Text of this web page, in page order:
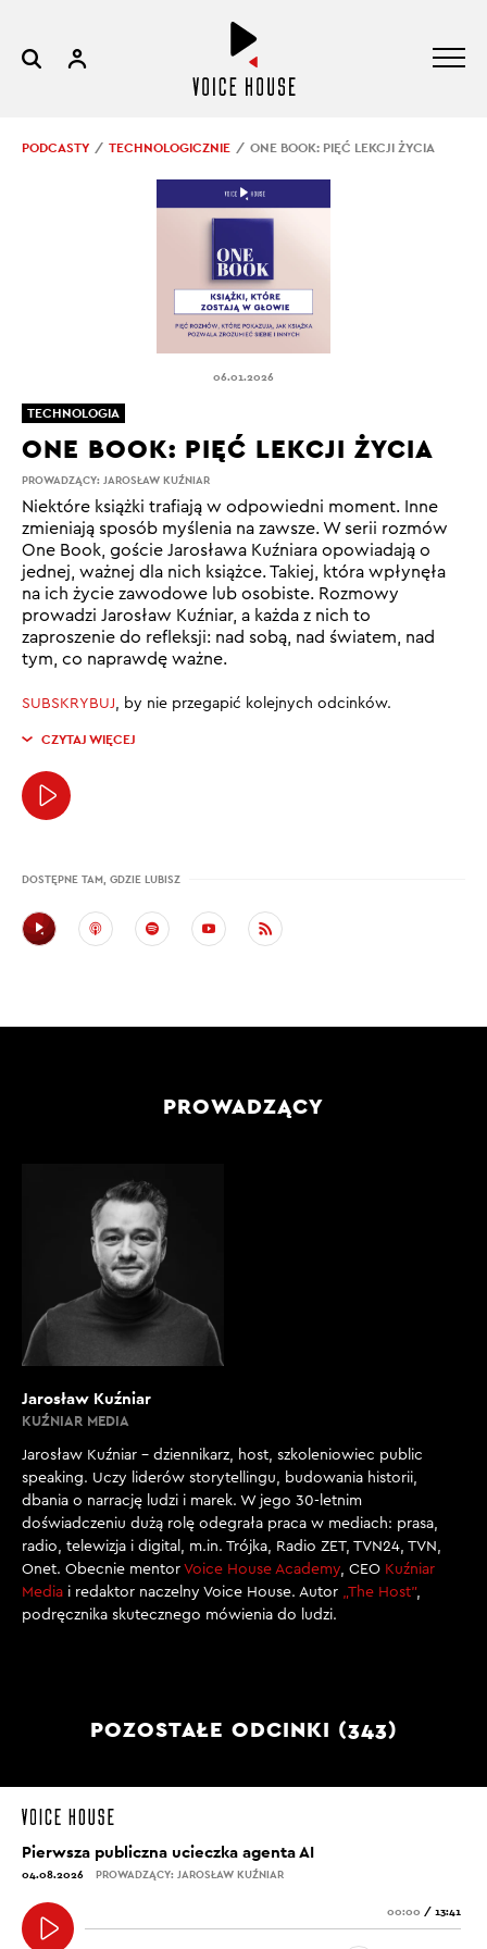
PODCASTY TECHNOLOGICZNIE ONE BOOK: PIĘĆ LEKCJI ŻYCIA
06.01.2026
PROWADZĄCY: JAROSŁAW KUŹNIAR
ONE BOOK: PIĘĆ LEKCJI ŻYCIA
Niektóre książki trafiają w odpowiedni moment. Inne
zmieniają sposób myślenia na zawsze. W serii rozmów
One Book, goście Jarosława Kuźniara opowiadają o
jednej, ważnej dla nich książce. Takiej, która wpłynęła
na ich życie zawodowe lub osobiste. Rozmowy
prowadzi Jarosław Kuźniar, a każda z nich to
zaproszenie do refleksji: nad sobą, nad światem, nad
tym, co naprawdę ważne.
SUBSKRYBUJ, by nie przegapić kolejnych odcinków.
CZYTAJ WIĘCEJ
DOSTĘPNE TAM, GDZIE LUBISZ
TECHNOLOGIA
PROWADZĄCY
Jarosław Kuźniar
KUŹNIAR MEDIA
Jarosław Kuźniar – dziennikarz, host, szkoleniowiec public
speaking. Uczy liderów storytellingu, budowania historii,
dbania o narrację ludzi i marek. W jego 30-letnim
doświadczeniu dużą rolę odegrała praca w mediach: prasa,
radio, telewizja i digital, m.in. Trójka, Radio ZET, TVN24, TVN,
Onet. Obecnie mentor Voice House Academy, CEO Kuźniar
Media i redaktor naczelny Voice House. Autor „The Host”,
podręcznika skutecznego mówienia do ludzi.
POZOSTAŁE ODCINKI (343)
Pierwsza publiczna ucieczka agenta AI
04.08.2026 PROWADZĄCY: JAROSŁAW KUŹNIAR
00:00 / 13:41